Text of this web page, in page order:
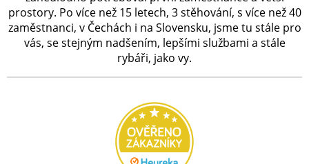
prostory. Po více než 15 letech, 3 stěhování, s více než 40
zaměstnanci, v Čechách i na Slovensku, jsme tu stále pro
vás, se stejným nadšením, lepšími službami a stále
rybáři, jako vy.